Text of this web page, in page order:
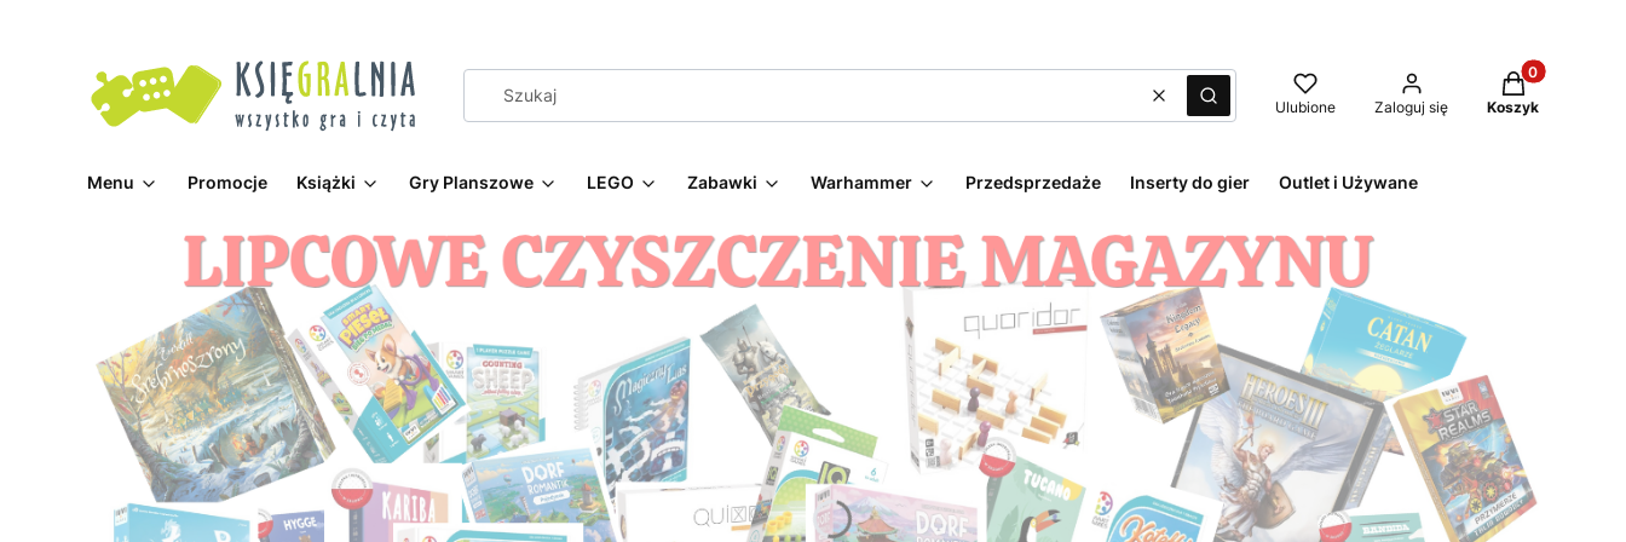
WyczyśćSzukaj Ulubione Zaloguj się
Produkty w
Koszyk
Menu Promocje Książki Gry Planszowe LEGO Zabawki Warhammer Przedsprzedaże Inserty do gier Outlet i Używane